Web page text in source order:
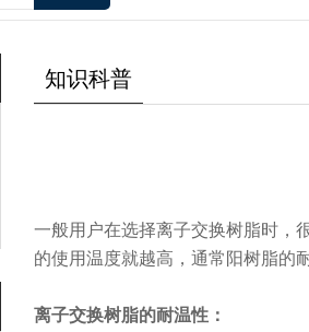
知识科普
一般用户在选择离子交换树脂时，
的使用温度就越高，通常阳树脂的
离子交换树脂的耐温性：